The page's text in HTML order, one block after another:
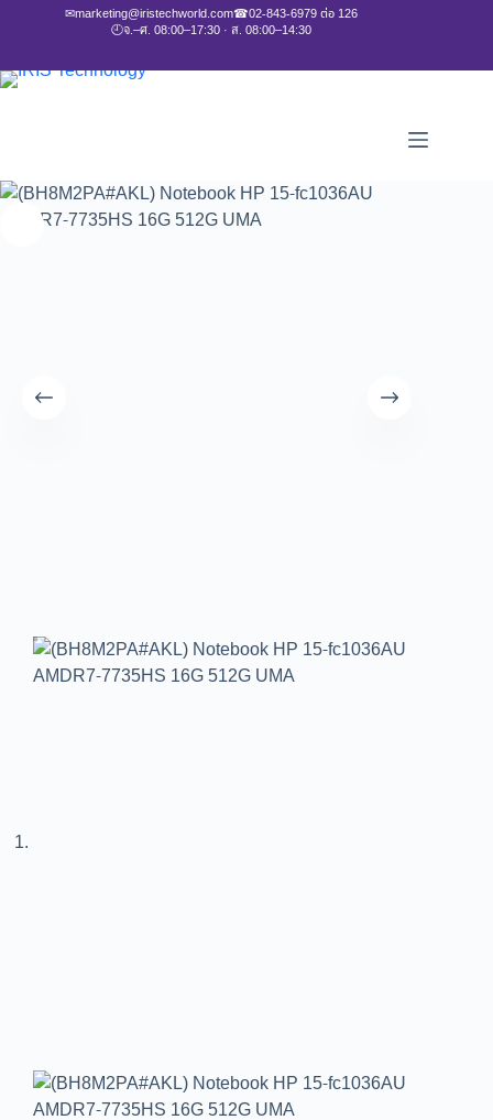
✉marketing@iristechworld.com☎02-843-6979 ต่อ 126
🕘จ.–ศ. 08:00–17:30 · ส. 08:00–14:30